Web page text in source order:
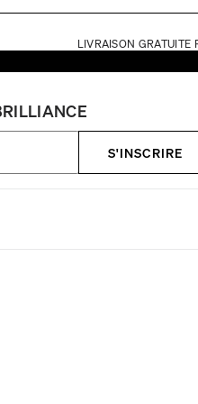
LIVRAISON GRATUITE
S'INSCRIRE